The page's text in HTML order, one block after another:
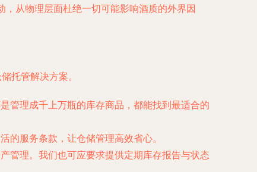
从物理层面杜绝一切可能影响酒质的外界因
托管解决方案。
管理成千上万瓶的库存商品，都能找到最适合的
的服务条款，让仓储管理高效省心。
管理。我们也可应要求提供定期库存报告与状态